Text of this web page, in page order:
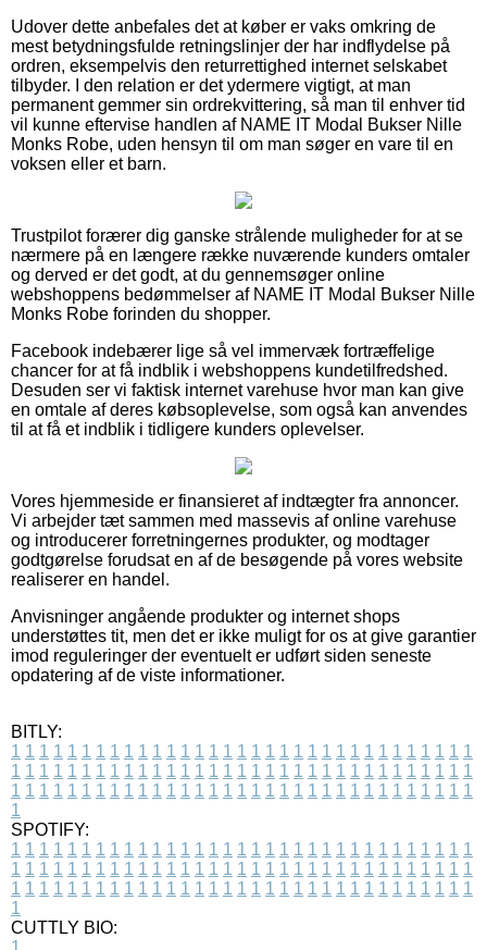
Udover dette anbefales det at køber er vaks omkring de
mest betydningsfulde retningslinjer der har indflydelse på
ordren, eksempelvis den returrettighed internet selskabet
tilbyder. I den relation er det ydermere vigtigt, at man
permanent gemmer sin ordrekvittering, så man til enhver tid
vil kunne eftervise handlen af NAME IT Modal Bukser Nille
Monks Robe, uden hensyn til om man søger en vare til en
voksen eller et barn.
Trustpilot forærer dig ganske strålende muligheder for at se
nærmere på en længere række nuværende kunders omtaler
og derved er det godt, at du gennemsøger online
webshoppens bedømmelser af NAME IT Modal Bukser Nille
Monks Robe forinden du shopper.
Facebook indebærer lige så vel immervæk fortræffelige
chancer for at få indblik i webshoppens kundetilfredshed.
Desuden ser vi faktisk internet varehuse hvor man kan give
en omtale af deres købsoplevelse, som også kan anvendes
til at få et indblik i tidligere kunders oplevelser.
Vores hjemmeside er finansieret af indtægter fra annoncer.
Vi arbejder tæt sammen med massevis af online varehuse
og introducerer forretningernes produkter, og modtager
godtgørelse forudsat en af de besøgende på vores website
realiserer en handel.
Anvisninger angående produkter og internet shops
understøttes tit, men det er ikke muligt for os at give garantier
imod reguleringer der eventuelt er udført siden seneste
opdatering af de viste informationer.
BITLY:
1 1 1 1 1 1 1 1 1 1 1 1 1 1 1 1 1 1 1 1 1 1 1 1 1 1 1 1 1 1 1 1 1
1 1 1 1 1 1 1 1 1 1 1 1 1 1 1 1 1 1 1 1 1 1 1 1 1 1 1 1 1 1 1 1 1
1 1 1 1 1 1 1 1 1 1 1 1 1 1 1 1 1 1 1 1 1 1 1 1 1 1 1 1 1 1 1 1 1
1
SPOTIFY:
1 1 1 1 1 1 1 1 1 1 1 1 1 1 1 1 1 1 1 1 1 1 1 1 1 1 1 1 1 1 1 1 1
1 1 1 1 1 1 1 1 1 1 1 1 1 1 1 1 1 1 1 1 1 1 1 1 1 1 1 1 1 1 1 1 1
1 1 1 1 1 1 1 1 1 1 1 1 1 1 1 1 1 1 1 1 1 1 1 1 1 1 1 1 1 1 1 1 1
1
CUTTLY BIO: